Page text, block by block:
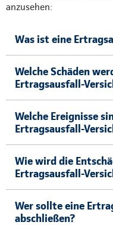
anzusehen:
Was ist eine
Welche Schäden
Ertragsausfall-
Welche Ereignisse
Ertragsausfall-
Wie wird die
Ertragsausfall-
Wer sollte eine
abschließen?